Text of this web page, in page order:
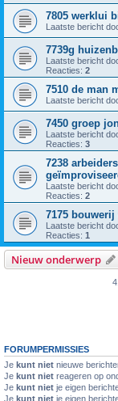
7805 werklui
Laatste bericht
7739g
Laatste bericht
Reacties: 2
7510 de man
Laatste bericht
7450 groep
Laatste bericht
Reacties: 3
7238
Laatste bericht
Reacties: 2
7175
Laatste bericht
Reacties: 1
Nieuw onderwerp
FORUMPERMISSIES
Je kunt niet nieuwe
Je kunt niet reageren op
Je kunt niet je eigen
Je kunt niet je eigen